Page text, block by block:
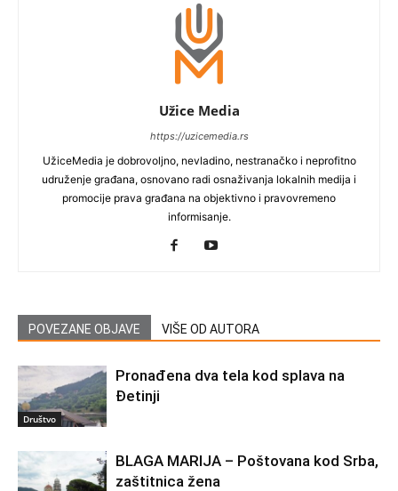
Užice Media
https://uzicemedia.rs
UžiceMedia je dobrovoljno, nevladino, nestranačko i neprofitno
udruženje građana, osnovano radi osnaživanja lokalnih medija i
promocije prava građana na objektivno i pravovremeno
informisanje.
POVEZANE OBJAVE VIŠE OD AUTORA
Društvo
Pronađena dva tela kod splava na
Đetinji
BLAGA MARIJA – Poštovana kod Srba,
zaštitnica žena